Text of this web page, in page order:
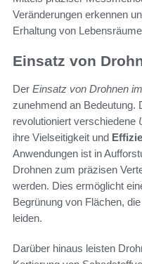
Veränderungen erkennen
Erhaltung von
Einsatz von
Der Einsatz von Drohnen
zunehmend an Bedeutung.
revolutioniert verschiedene
ihre Vielseitigkeit und
Anwendungen ist in
Drohnen zum präzisen
werden. Dies ermöglicht
Begrünung von Flächen,
leiden.
Darüber hinaus leisten